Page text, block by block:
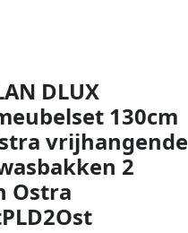
DLUX
130cm
vrijhangende
2
Ostra